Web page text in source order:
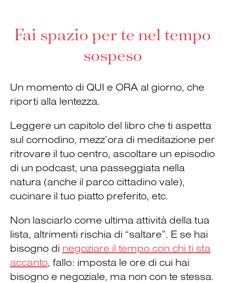
Fai spazio per te nel tempo
sospeso
Un momento di QUI e ORA al giorno, che
riporti alla lentezza.
Leggere un capitolo del libro che ti aspetta
sul comodino, mezz’ora di meditazione per
ritrovare il tuo centro, ascoltare un episodio
di un podcast, una passeggiata nella
natura (anche il parco cittadino vale),
cucinare il tuo piatto preferito, etc.
Non lasciarlo come ultima attività della tua
lista, altrimenti rischia di “saltare”. E se hai
bisogno di negoziare il tempo con chi ti sta
accanto, fallo: imposta le ore di cui hai
bisogno e negoziale, ma non con te stessa.